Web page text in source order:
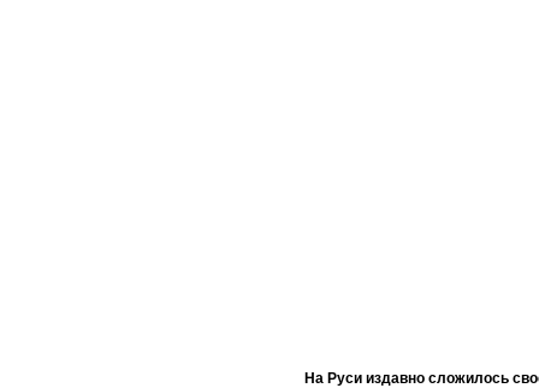
На Руси издавно сложилось